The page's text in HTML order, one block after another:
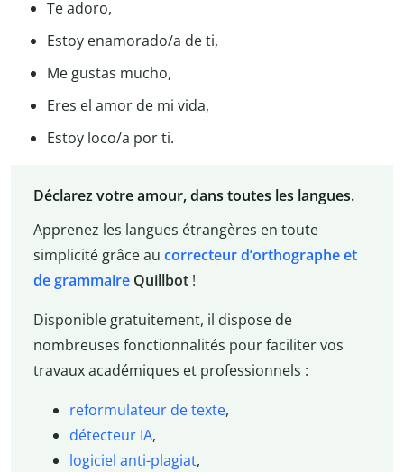
Te adoro,
Estoy enamorado/a de ti,
Me gustas mucho,
Eres el amor de mi vida,
Estoy loco/a por ti.
Déclarez votre amour, dans toutes les langues.
Apprenez les langues étrangères en toute
simplicité grâce au correcteur d’orthographe et
de grammaire Quillbot!
Disponible gratuitement, il dispose de
nombreuses fonctionnalités pour faciliter vos
travaux académiques et professionnels :
reformulateur de texte,
détecteur IA,
logiciel anti-plagiat,